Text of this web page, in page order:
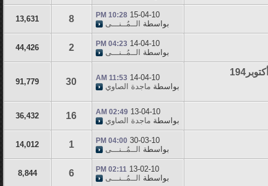
15-04-10
10:28 PM
بواسطة الــمُــنـــى 8
13,631
14-04-10
04:23 PM
بواسطة الــمُــنـــى 2
44,426
14-04-10
11:53 AM
بواسطة ماجدة الصاوي 30
91,779
13-04-10
02:49 AM
بواسطة ماجدة الصاوي 16
36,432
30-03-10
04:00 PM
بواسطة الــمُــنـــى 1
14,012
13-02-10
02:11 PM
بواسطة الــمُــنـــى 6
8,844